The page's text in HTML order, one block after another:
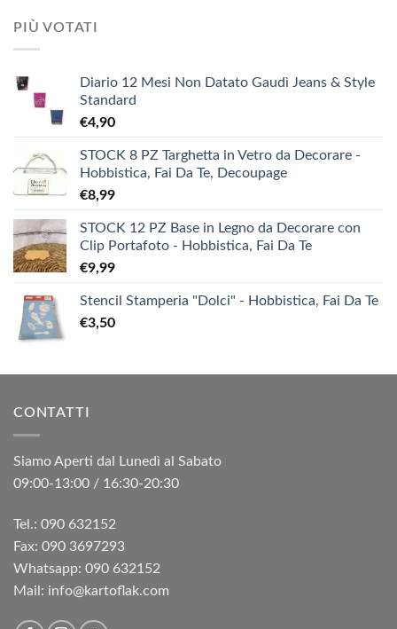
PIÙ VOTATI
Diario 12 Mesi Non Datato Gaudì Jeans & Style
Standard
€4,90
STOCK 8 PZ Targhetta in Vetro da Decorare -
Hobbistica, Fai Da Te, Decoupage
€8,99
STOCK 12 PZ Base in Legno da Decorare con
Clip Portafoto - Hobbistica, Fai Da Te
€9,99
Stencil Stamperia "Dolci" - Hobbistica, Fai Da Te
€3,50
CONTATTI
Siamo Aperti dal Lunedì al Sabato
09:00-13:00 / 16:30-20:30
Tel.: 090 632152
Fax: 090 3697293‬
Whatsapp: 090 632152
Mail: info@kartoflak.com